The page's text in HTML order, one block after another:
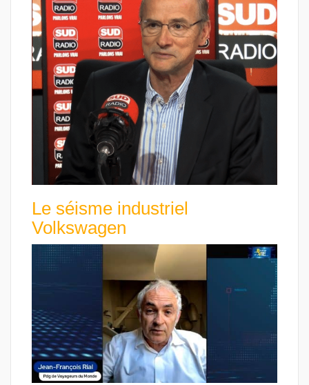
Le séisme industriel
Volkswagen